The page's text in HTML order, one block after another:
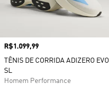
Preço
R$1.099,99
TÊNIS DE CORRIDA ADIZERO EVO
SL
Homem Performance